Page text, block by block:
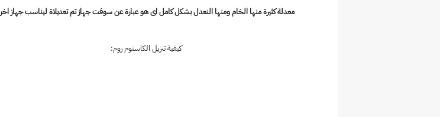
معدلة كثيرة منها الخام ومنها النعدل بشكل كامل اى هو عبارة عن سوفت جهاز تم تعديلاة ليناسب جهاز اخر
كيفية تنزيل الكاستوم روم: